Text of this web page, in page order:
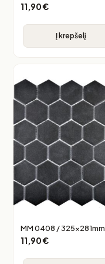
11,90€
Į krepšelį
MM 0408 / 325x281mm
11,90€